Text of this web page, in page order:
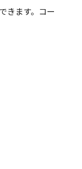
きます。コー